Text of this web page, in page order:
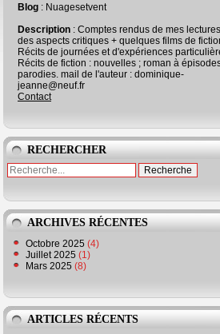
Blog : Nuagesetvent
Description : Comptes rendus de mes
des aspects critiques + quelques films de
Récits de journées et d'expériences
Récits de fiction : nouvelles ; roman à
parodies. mail de l'auteur : dominique-
jeanne@neuf.fr
Contact
RECHERCHER
ARCHIVES RÉCENTES
Octobre 2025 (4)
Juillet 2025 (1)
Mars 2025 (8)
ARTICLES RÉCENTS